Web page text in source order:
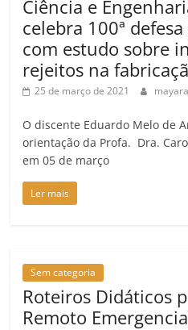
Ciência e
celebra 100ª
com estudo sobre
rejeitos na
25 de março de 2021
O discente Eduardo Melo de
orientação da Profa. Dra.
em 05 de março
Ler mais
Sem categoria
Roteiros Didáticos
Remoto